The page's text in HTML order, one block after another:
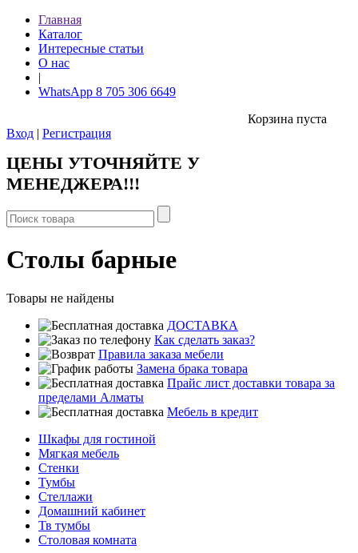
Главная
Каталог
Интересные статьи
О нас
|
WhatsApp 8 705 306 6649
Корзина пуста
Вход | Регистрация
ЦЕНЫ УТОЧНЯЙТЕ У
МЕНЕДЖЕРА!!!
Столы барные
Товары не найдены
ДОСТАВКА
Как сделать заказ?
Правила заказа мебели
Замена брака товара
Прайс лист доставки товара за
пределами Алматы
Мебель в кредит
Шкафы для гостиной
Мягкая мебель
Стенки
Тумбы
Стеллажи
Домашний кабинет
Тв тумбы
Столовая комната